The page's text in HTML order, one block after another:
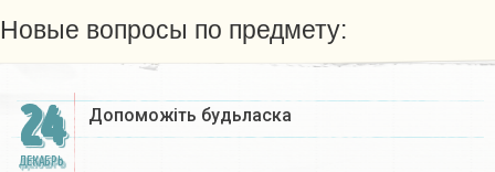
Новые вопросы по предмету:
24
ДЕКАБРЬ
Допоможіть будьласка